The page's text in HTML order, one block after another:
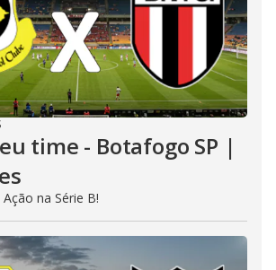
time - Botafogo SP |
na Série B!